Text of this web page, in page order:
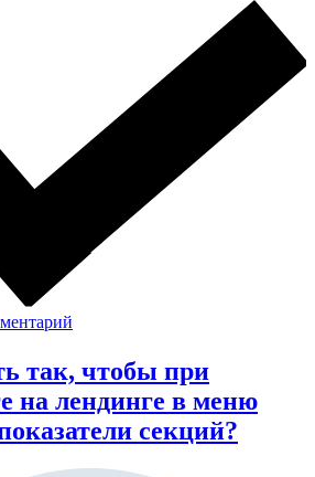
так, чтобы при
на лендинге в меню
секций?